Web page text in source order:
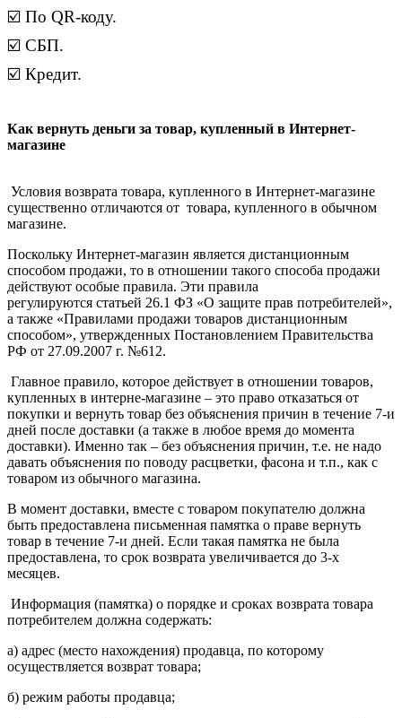
☑️ По QR-коду.
☑️ СБП.
☑️ Кредит.
Как вернуть деньги за товар, купленный в Интернет-
магазине
Условия возврата товара, купленного в Интернет-магазине
существенно отличаются от товара, купленного в обычном
магазине.
Поскольку Интернет-магазин является дистанционным
способом продажи, то в отношении такого способа продажи
действуют особые правила. Эти правила
регулируются статьей 26.1 ФЗ «О защите прав потребителей»,
а также «Правилами продажи товаров дистанционным
способом», утвержденных Постановлением Правительства
РФ от 27.09.2007 г. №612.
Главное правило, которое действует в отношении товаров,
купленных в интерне-магазине – это право отказаться от
покупки и вернуть товар без объяснения причин в течение 7-и
дней после доставки (а также в любое время до момента
доставки). Именно так – без объяснения причин, т.е. не надо
давать объяснения по поводу расцветки, фасона и т.п., как с
товаром из обычного магазина.
В момент доставки, вместе с товаром покупателю должна
быть предоставлена письменная памятка о праве вернуть
товар в течение 7-и дней. Если такая памятка не была
предоставлена, то срок возврата увеличивается до 3-х
месяцев.
Информация (памятка) о порядке и сроках возврата товара
потребителем должна содержать:
а) адрес (место нахождения) продавца, по которому
осуществляется возврат товара;
б) режим работы продавца;